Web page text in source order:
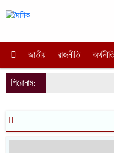
জাতীয় রাজনীতি অর্থনীতি
শিরোনাম: